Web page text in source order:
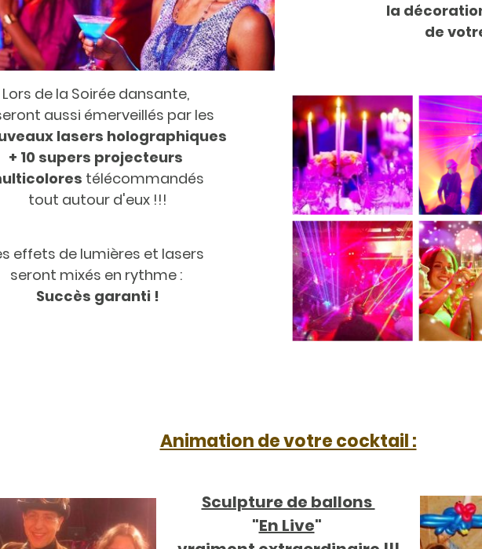
la
de
Lors de la Soirée dansante,
aussi émerveillés par les
lasers holographiques
+ 10 supers projecteurs
télécommandés
tout autour d'eux !!!
effets de lumières et lasers
seront mixés en rythme :
Succès garanti !
Animation de votre cocktail :
Sculpture de ballons
"En Live"